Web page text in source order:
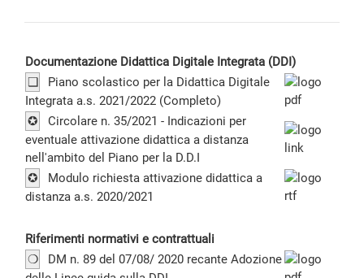
Documentazione Didattica Digitale Integrata (DDI)
❑
Piano scolastico per la Didattica Digitale
Integrata a.s. 2021/2022 (Completo)
✪
Circolare n. 35/2021 - Indicazioni per
eventuale attivazione didattica a distanza
nell'ambito del Piano per la D.D.I
✪
Modulo richiesta attivazione didattica a
distanza a.s. 2020/2021
Riferimenti normativi e contrattuali
❍
DM n. 89 del 07/08/ 2020 recante Adozione